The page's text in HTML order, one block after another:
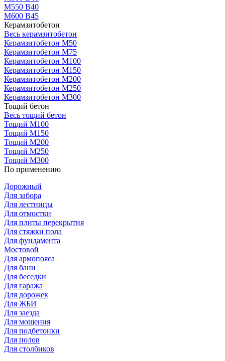
М550 В40
М600 В45
Керамзитобетон
Весь керамзитобетон
Керамзитобетон М50
Керамзитобетон М75
Керамзитобетон М100
Керамзитобетон М150
Керамзитобетон М200
Керамзитобетон М250
Керамзитобетон М300
Тощий бетон
Весь тощий бетон
Тощий М100
Тощий М150
Тощий М200
Тощий М250
Тощий М300
По применению
Дорожный
Для забора
Для лестницы
Для отмостки
Для плиты перекрытия
Для стяжки пола
Для фундамента
Мостовой
Для армопояса
Для бани
Для беседки
Для гаража
Для дорожек
Для ЖБИ
Для заезда
Для мощения
Для подбетонки
Для полов
Для столбиков